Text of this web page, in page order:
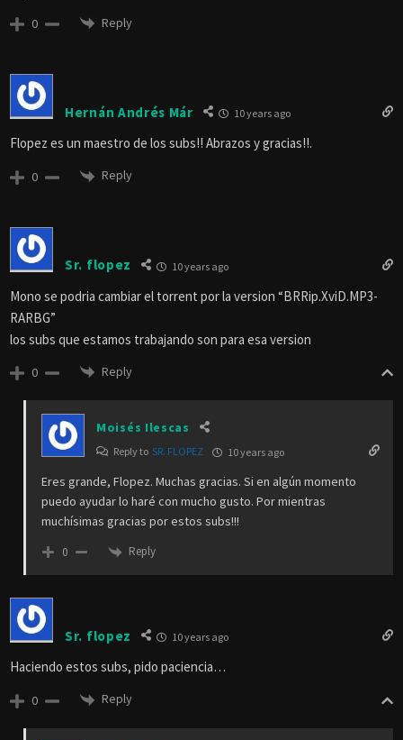
0 Reply
Hernán Andrés Már 10 years ago
Flopez es un maestro de los subs!! Abrazos y gracias!!.
0 Reply
Sr. flopez 10 years ago
Mono se podria cambiar el torrent por la version “BRRip.XviD.MP3-
RARBG”
los subs que estamos trabajando son para esa version
0 Reply
Moisés Ilescas
Reply to SR. FLOPEZ 10 years ago
Eres grande, Flopez. Muchas gracias. Si en algún momento
puedo ayudar lo haré con mucho gusto. Por mientras
muchísimas gracias por estos subs!!!
0 Reply
Sr. flopez 10 years ago
Haciendo estos subs, pido paciencia…
0 Reply